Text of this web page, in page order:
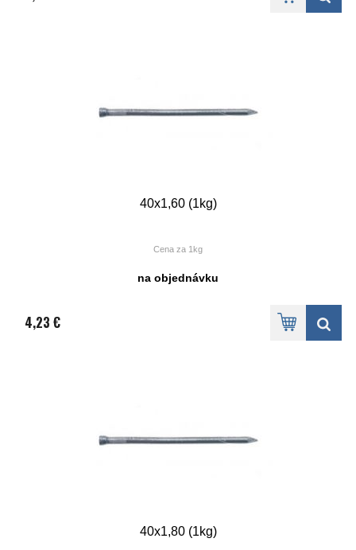
40x1,60 (1kg)
Cena za 1kg
na objednávku
4,23 €
40x1,80 (1kg)